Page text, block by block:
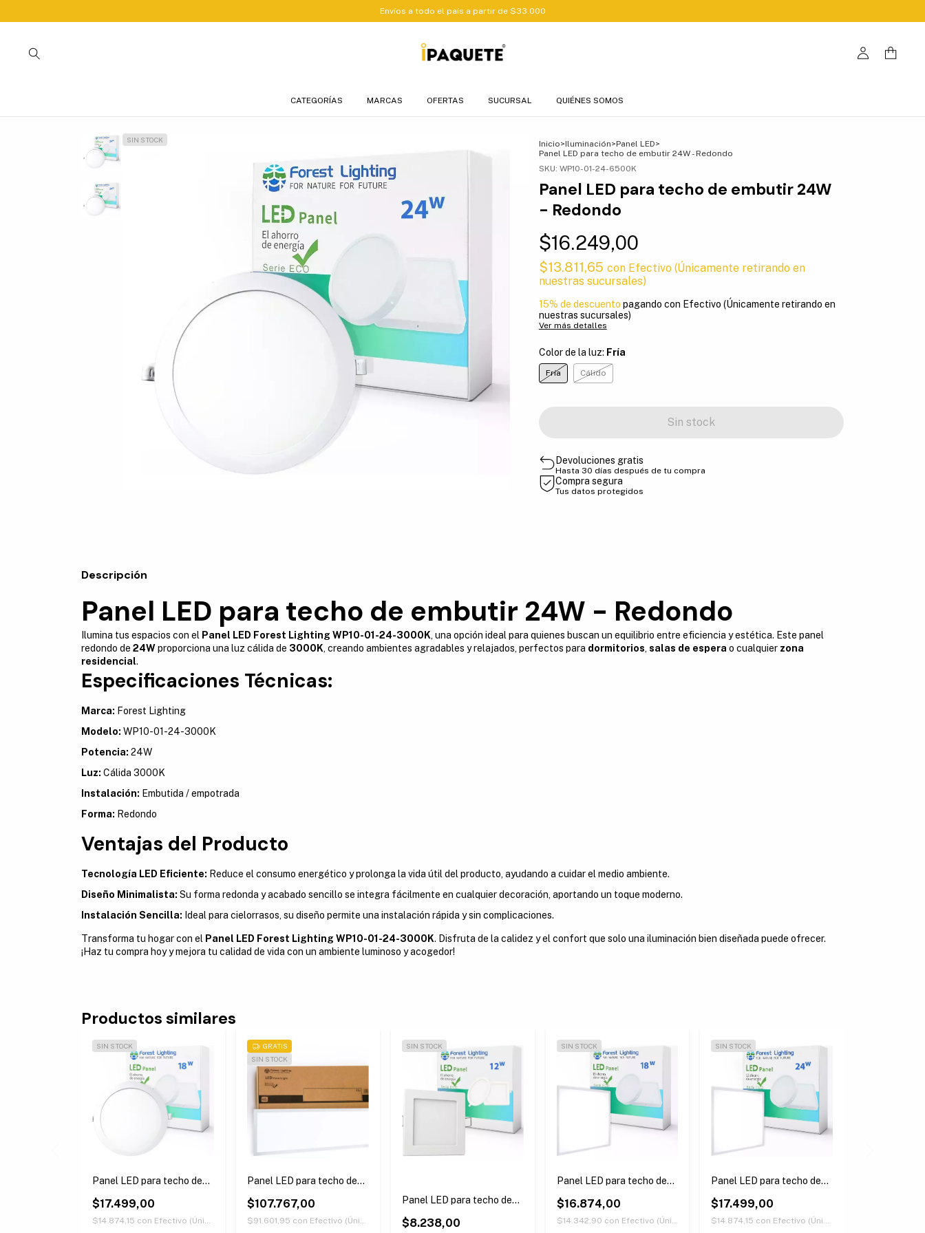
Envíos a todo el país a partir de $33.000
CATEGORÍAS MARCAS OFERTAS SUCURSAL QUIÉNES SOMOS
SIN STOCK Inicio>Iluminación>Panel LED>
Panel LED para techo de embutir 24W - Redondo
SKU: WP10-01-24-6500K
Panel LED para techo de embutir 24W
- Redondo
$16.249,00
$13.811,65 con Efectivo (Únicamente retirando en
nuestras sucursales)
15% de descuento pagando con Efectivo (Únicamente retirando en
nuestras sucursales)
Ver más detalles
Color de la luz: Fría
Fría Cálido
Devoluciones gratis
Hasta 30 días después de tu compra
Compra segura
Tus datos protegidos
Descripción
Panel LED para techo de embutir 24W - Redondo
Ilumina tus espacios con el Panel LED Forest Lighting WP10-01-24-3000K, una opción ideal para quienes buscan un equilibrio entre eficiencia y estética. Este panel
redondo de 24Wproporciona una luz cálida de 3000K, creando ambientes agradables y relajados, perfectos para dormitorios, salas de espera o cualquier zona
residencial.
Especificaciones Técnicas:
Marca: Forest Lighting
Modelo: WP10-01-24-3000K
Potencia: 24W
Luz: Cálida 3000K
Instalación: Embutida / empotrada
Forma: Redondo
Ventajas del Producto
Tecnología LED Eficiente: Reduce el consumo energético y prolonga la vida útil del producto, ayudando a cuidar el medio ambiente.
Diseño Minimalista: Su forma redonda y acabado sencillo se integra fácilmente en cualquier decoración, aportando un toque moderno.
Instalación Sencilla: Ideal para cielorrasos, su diseño permite una instalación rápida y sin complicaciones.
Transforma tu hogar con el Panel LED Forest Lighting WP10-01-24-3000K. Disfruta de la calidez y el confort que solo una iluminación bien diseñada puede ofrecer.
¡Haz tu compra hoy y mejora tu calidad de vida con un ambiente luminoso y acogedor!
Productos similares
SIN STOCK
Panel LED para techo de
$17.499,00
$14.874,15 con Efectivo (Únicamente retirando en nuestras sucursales)
SIN STOCK
GRATIS
Panel LED para techo de
Rectangular
$107.767,00
$91.601,95 con Efectivo (Únicamente retirando en nuestras sucursales)
SIN STOCK
Panel LED para techo de
$8.238,00
SIN STOCK
Panel LED para techo de
$16.874,00
$14.342,90 con Efectivo (Únicamente retirando en nuestras sucursales)
SIN STOCK
Panel LED para techo de
$17.499,00
$14.874,15 con Efectivo (Únicamente retirando en nuestras sucursales)